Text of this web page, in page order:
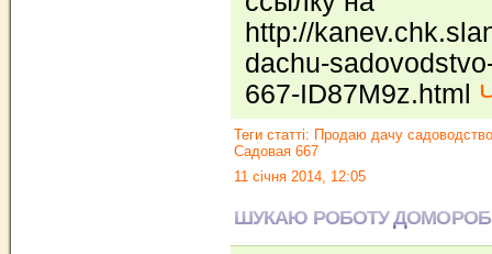
http://
dachu-
667-ID87M9z.html
Теги статті: Продаю дачу
Садовая 667
11 січня 2014, 12:05
ШУКАЮ РОБОТУ